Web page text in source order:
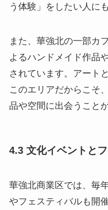
う体験」をしたい人に
また、華強北の一部カ
よるハンドメイド作品
されています。アート
このエリアだからこそ
品や空間に出会うこと
4.3 文化イベントと
華強北商業区では、毎
やフェスティバルも開